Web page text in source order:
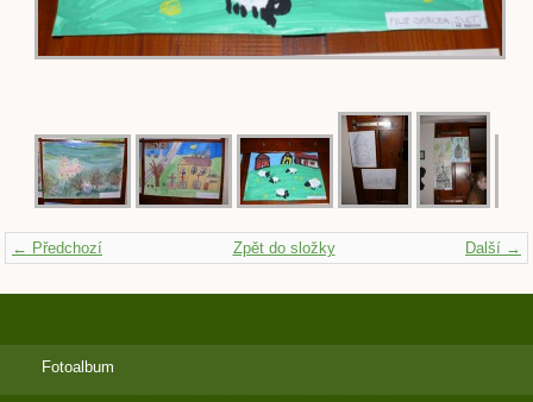
← Předchozí Další →
Zpět do složky
Fotoalbum